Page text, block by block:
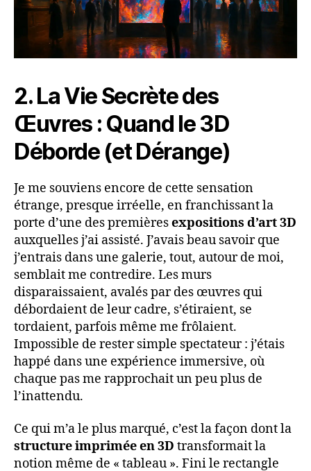
2. La Vie Secrète des
Œuvres : Quand le 3D
Déborde (et Dérange)
Je me souviens encore de cette sensation
étrange, presque irréelle, en franchissant la
porte d’une des premièresexpositions d’art 3D
auxquelles j’ai assisté. J’avais beau savoir que
j’entrais dans une galerie, tout, autour de moi,
semblait me contredire. Les murs
disparaissaient, avalés par des œuvres qui
débordaient de leur cadre, s’étiraient, se
tordaient, parfois même me frôlaient.
Impossible de rester simple spectateur : j’étais
happé dans une expérience immersive, où
chaque pas me rapprochait un peu plus de
l’inattendu.
Ce qui m’a le plus marqué, c’est la façon dont la
structure imprimée en 3D transformait la
notion même de « tableau ». Fini le rectangle